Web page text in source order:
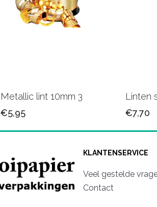
Metallic lint 10mm 3
€5,95
Linten
€7,70
KLANTENSERVICE
Veel gestelde
Contact